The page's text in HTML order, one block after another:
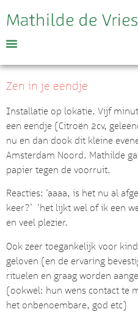
Zen in je eendje
Installatie op lokatie. Vijf
een eendje (Citroën 2cv,
nu en dan dook dit kleine
Amsterdam Noord. Mathilde
papier tegen de voorruit.
Reacties: ‘aaaa, is het nu al
keer?’ ‘het lijkt wel of ik een
en veel plezier.
Ook zeer toegankelijk voor
geloven (en de ervaring
rituelen en graag worden
(ookwel: hun wens contact te
het onbenoembare, god etc)